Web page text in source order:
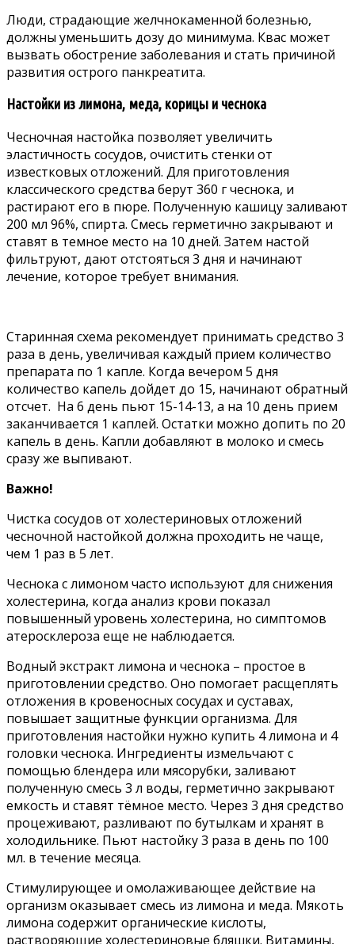
Люди, страдающие желчнокаменной болезнью,
должны уменьшить дозу до минимума. Квас может
вызвать обострение заболевания и стать причиной
развития острого панкреатита.
Настойки из лимона, меда, корицы и чеснока
Чесночная настойка позволяет увеличить
эластичность сосудов, очистить стенки от
известковых отложений. Для приготовления
классического средства берут 360 г чеснока, и
растирают его в пюре. Полученную кашицу заливают
200 мл 96%, спирта. Смесь герметично закрывают и
ставят в темное место на 10 дней. Затем настой
фильтруют, дают отстояться 3 дня и начинают
лечение, которое требует внимания.
Старинная схема рекомендует принимать средство 3
раза в день, увеличивая каждый прием количество
препарата по 1 капле. Когда вечером 5 дня
количество капель дойдет до 15, начинают обратный
отсчет. На 6 день пьют 15-14-13, а на 10 день прием
заканчивается 1 каплей. Остатки можно допить по 20
капель в день. Капли добавляют в молоко и смесь
сразу же выпивают.
Важно!
Чистка сосудов от холестериновых отложений
чесночной настойкой должна проходить не чаще,
чем 1 раз в 5 лет.
Чеснока с лимоном часто используют для снижения
холестерина, когда анализ крови показал
повышенный уровень холестерина, но симптомов
атеросклероза еще не наблюдается.
Водный экстракт лимона и чеснока – простое в
приготовлении средство. Оно помогает расщеплять
отложения в кровеносных сосудах и суставах,
повышает защитные функции организма. Для
приготовления настойки нужно купить 4 лимона и 4
головки чеснока. Ингредиенты измельчают с
помощью блендера или мясорубки, заливают
полученную смесь 3 л воды, герметично закрывают
емкость и ставят тёмное место. Через 3 дня средство
процеживают, разливают по бутылкам и хранят в
холодильнике. Пьют настойку 3 раза в день по 100
мл. в течение месяца.
Стимулирующее и омолаживающее действие на
организм оказывает смесь из лимона и меда. Мякоть
лимона содержит органические кислоты,
растворяющие холестериновые бляшки. Витамины,